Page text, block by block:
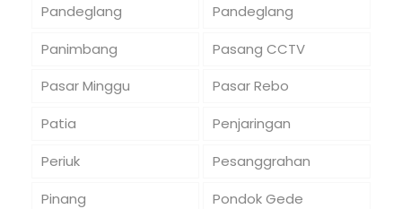
Pandeglang
Pandeglang
Panimbang
Pasang CCTV
Pasar Minggu
Pasar Rebo
Patia
Penjaringan
Periuk
Pesanggrahan
Pinang
Pondok Gede